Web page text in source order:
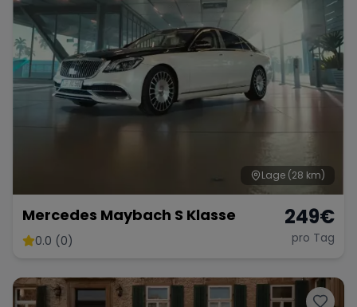
Lage (28 km)
Mercedes Maybach S Klasse
0.0 (0)
249€
pro Tag